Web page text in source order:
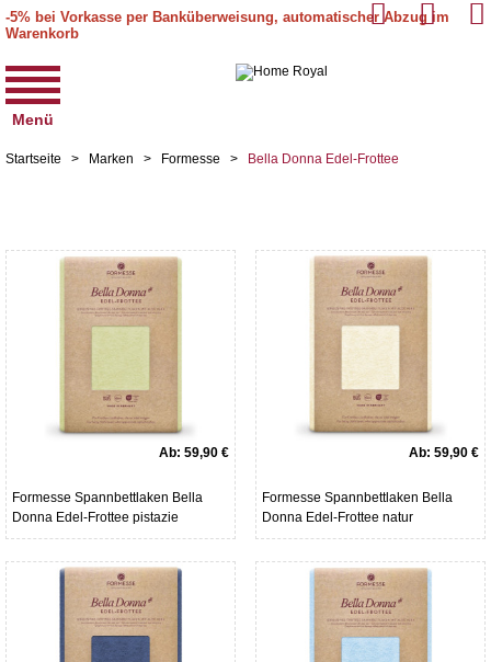
-5% bei Vorkasse per Banküberweisung, automatischer Abzug im
Warenkorb
Menü
Startseite > Marken > Formesse > Bella Donna Edel-Frottee
Ab: 59,90 €
Formesse Spannbettlaken Bella
Donna Edel-Frottee pistazie
Ab: 59,90 €
Formesse Spannbettlaken Bella
Donna Edel-Frottee natur